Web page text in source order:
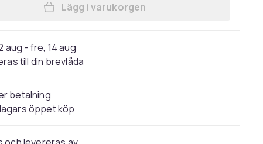
Lägg till USB 3.0 hub med 4 portar
Lägg i varukorgen
aug - fre, 14 aug
till din brevlåda
betalning
öppet köp